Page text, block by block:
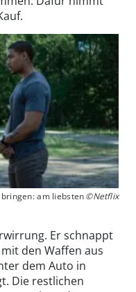
am liebsten©Netflix
Er schnappt
den Waffen aus
dem Auto in
Die restlichen